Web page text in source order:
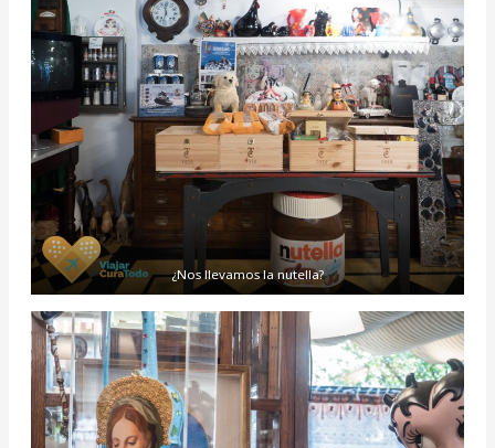
¿Nos llevamos la nutella?